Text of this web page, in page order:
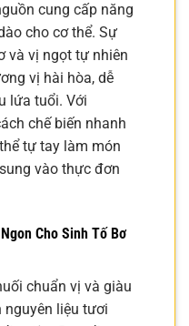
cung cấp năng
cho cơ thể. Sự
và vị ngọt tự nhiên
vị hài hòa, dễ
lứa tuổi. Với
chế biến nhanh
tự tay làm món
vào thực đơn
Cho Sinh Tố Bơ
chuẩn vị và giàu
nguyên liệu tươi